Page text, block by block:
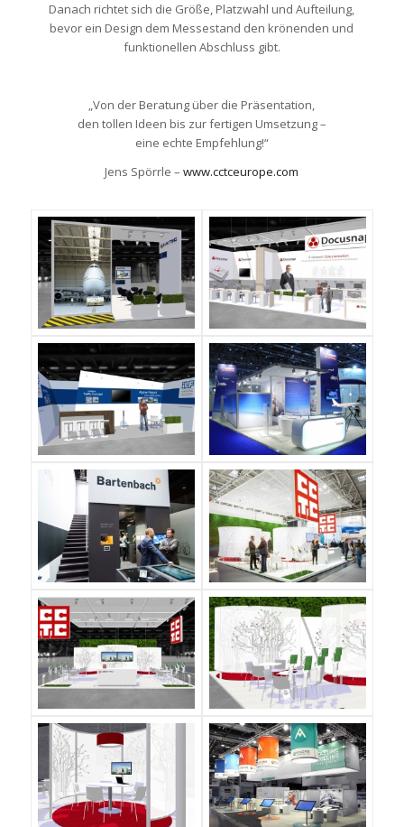
Danach richtet sich die Größe, Platzwahl und Aufteilung,
bevor ein Design dem Messestand den krönenden und
funktionellen Abschluss gibt.
„Von der Beratung über die Präsentation,
den tollen Ideen bis zur fertigen Umsetzung –
eine echte Empfehlung!“
Jens Spörrle –www.cctceurope.com